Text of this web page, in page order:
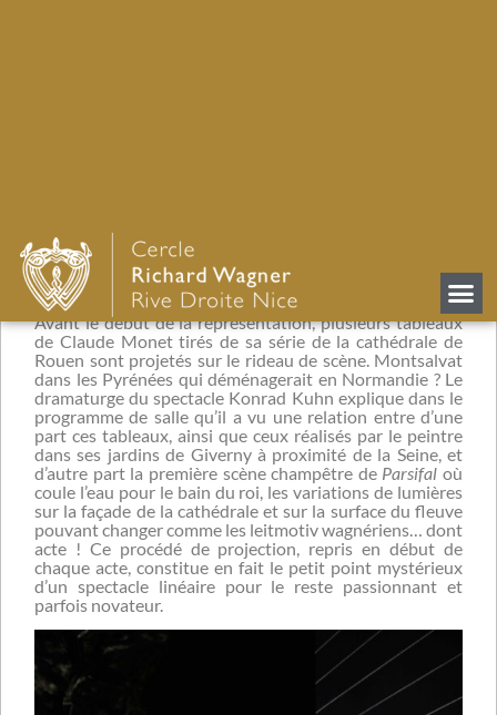
(nous l’avions entendue pour notre part en 1986 au
Théâtre de l’Athénée !), Brigitte Fassbaender s’est
reconvertie, avec succès, dans la mise en scène depuis
une trentaine d’années.
Avant le début de la représentation, plusieurs tableaux
de Claude Monet tirés de sa série de la cathédrale de
Rouen sont projetés sur le rideau de scène. Montsalvat
dans les Pyrénées qui déménagerait en Normandie ? Le
dramaturge du spectacle Konrad Kuhn explique dans le
programme de salle qu’il a vu une relation entre d’une
part ces tableaux, ainsi que ceux réalisés par le peintre
dans ses jardins de Giverny à proximité de la Seine, et
d’autre part la première scène champêtre de Parsifal où
coule l’eau pour le bain du roi, les variations de lumières
sur la façade de la cathédrale et sur la surface du fleuve
pouvant changer comme les leitmotiv wagnériens… dont
acte ! Ce procédé de projection, repris en début de
chaque acte, constitue en fait le petit point mystérieux
d’un spectacle linéaire pour le reste passionnant et
parfois novateur.